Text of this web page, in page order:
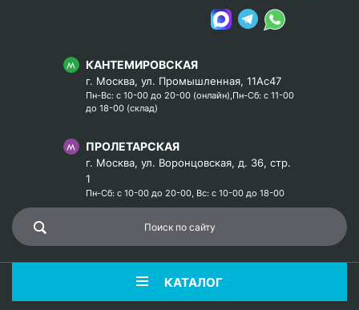
КАНТЕМИРОВСКАЯ
г. Москва, ул. Промышленная, 11Ас47
Пн-Вс: с 10-00 до 20-00 (онлайн),Пн-Сб: с 11-00
до 18-00 (склад)
ПРОЛЕТАРСКАЯ
г. Москва, ул. Воронцовская, д. 36, стр.
1
Пн-Сб: с 10-00 до 20-00, Вс: с 10-00 до 18-00
КАТАЛОГ